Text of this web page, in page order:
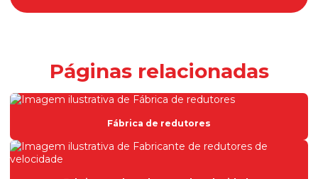
Inversor de frequência 1 cv
Inversor de frequência 2 cv monofásico
Inversor de frequência 220v trifásico
Inversor de frequência monofásico
Páginas relacionadas
Fábrica de redutores